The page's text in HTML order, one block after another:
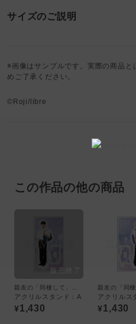
サイズのご説明
※画像はサンプルです。実際の商品
めご了承ください。
©Roji/libre
この作品の他の商品
アクリルスタンド：A
¥1,430
アクリルス
¥1,430